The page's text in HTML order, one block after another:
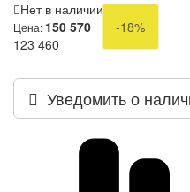
Нет в наличии
Цена: 150 570
-18%
123 460
Уведомить о